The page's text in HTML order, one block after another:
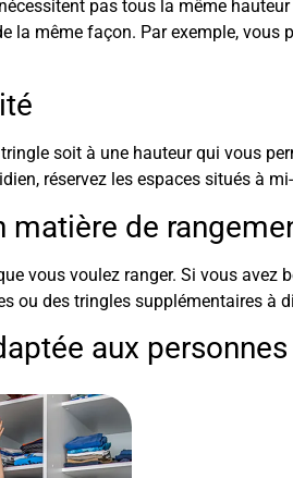
pas tous la même
la même façon. Par exemple,
soit à une hauteur qui vous
réservez les espaces situés à
matière de
vous voulez ranger. Si vous avez
ou des tringles supplémentaires à
aux personnes